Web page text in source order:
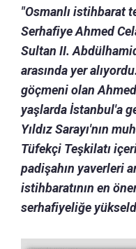
"Osmanlı istihbarat
Serhafiye Ahmed
Sultan II.
arasında yer
göçmeni olan
yaşlarda İstanbul'a
Yıldız Sarayı'nın
Tüfekçi Teşkilatı
padişahın yaverleri
istihbaratının en
serhafiyeliğe